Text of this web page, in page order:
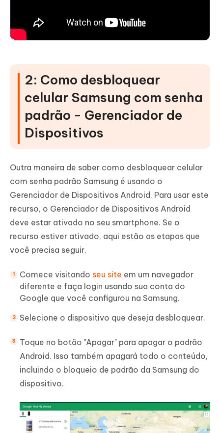
2: Como desbloquear
celular Samsung com senha
padrão - Gerenciador de
Dispositivos
Outra maneira de saber como desbloquear celular
com senha padrão Samsung é usando o
Gerenciador de Dispositivos Android. Para usar este
recurso, o Gerenciador de Dispositivos Android
deve estar ativado no seu smartphone. Se o
recurso estiver ativado, aqui estão as etapas que
você precisa seguir.
Comece visitando seu site em um navegador
diferente e faça login usando sua conta do
Google que você configurou na Samsung.
Selecione o dispositivo que deseja desbloquear.
Toque no botão "Apagar" para apagar o padrão
Android. Isso também apagará todo o conteúdo,
incluindo o bloqueio de padrão da Samsung do
dispositivo.